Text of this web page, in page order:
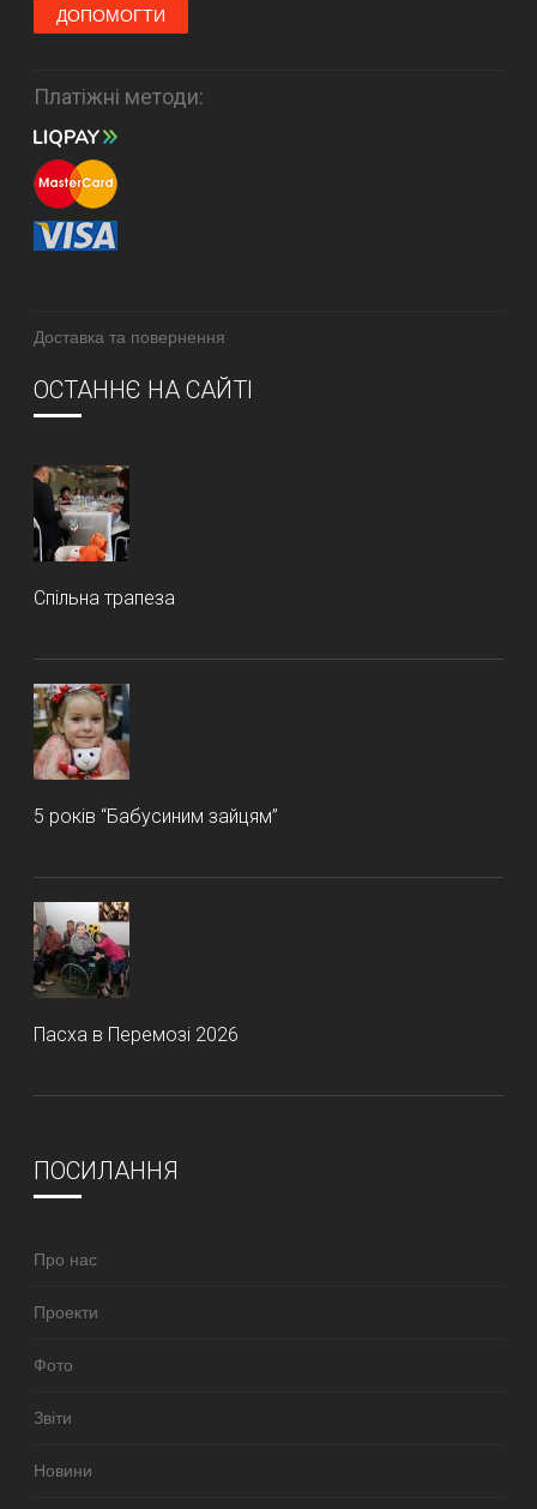
ДОПОМОГТИ
Платіжні методи:
Доставка та повернення
ОСТАННЄ НА САЙТІ
Спільна трапеза
5 років “Бабусиним зайцям”
Пасха в Перемозі 2026
ПОСИЛАННЯ
Про нас
Проекти
Фото
Звіти
Новини